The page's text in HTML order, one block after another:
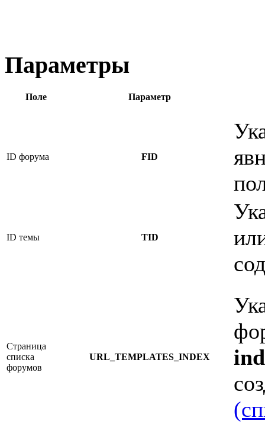
Параметры
Поле Параметр
ID форума FID
ID темы TID
Страница
списка
форумов
URL_TEMPLATES_INDEX